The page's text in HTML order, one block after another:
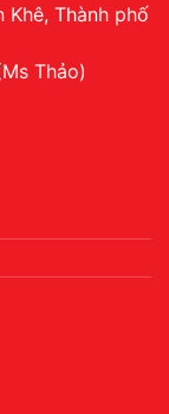
Khê, Thành phố
Thảo)